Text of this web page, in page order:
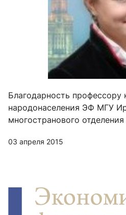
Благодарность профессору
народонаселения ЭФ МГУ Ирине
многостранового
03 апреля 2015